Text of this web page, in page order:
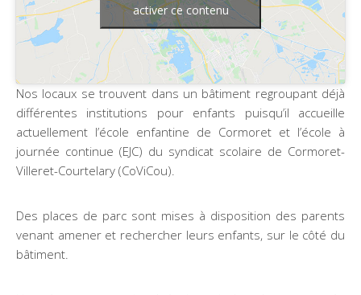
activer ce contenu
Nos locaux se trouvent dans un bâtiment regroupant déjà
différentes institutions pour enfants puisqu’il accueille
actuellement l’école enfantine de Cormoret et l’école à
journée continue (EJC) du syndicat scolaire de Cormoret-
Villeret-Courtelary (CoViCou).
Des places de parc sont mises à disposition des parents
venant amener et rechercher leurs enfants, sur le côté du
bâtiment.